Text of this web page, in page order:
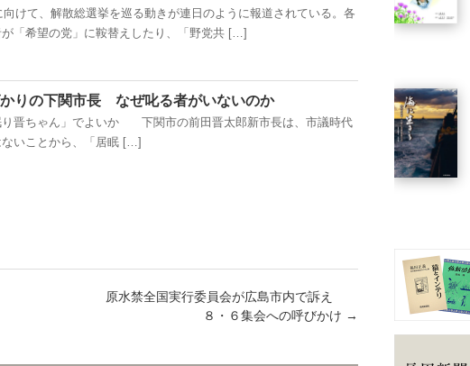
けて、解散総選挙を巡る動きが連日のように報道されている。各
「希望の党」に鞍替えしたり、「野党共 […]
りの下関市長 なぜ叱る者がいないのか
り晋ちゃん」でよいか 下関市の前田晋太郎新市長は、市議時代
いことから、「居眠 […]
原水禁全国実行委員会が広島市内で訴え
８・６集会への呼びかけ →